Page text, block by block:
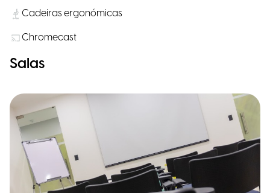
Cadeiras ergonómicas
Chromecast
Salas